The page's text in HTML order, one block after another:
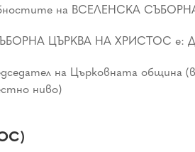
на ВСЕЛЕНСКА
ЦЪРКВА НА ХРИСТОС е:
на Църковната община
ниво)